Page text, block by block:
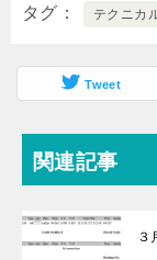
タグ テクニカ
Tweet
関連記事
３